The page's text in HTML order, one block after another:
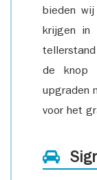
bieden
krijgen in
de knop
upgraden
voor het